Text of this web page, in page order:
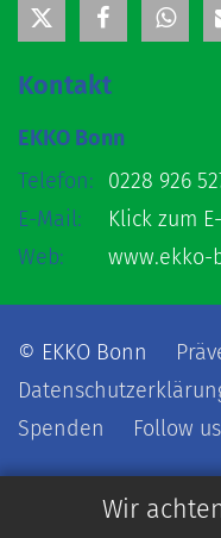
Wir
Kontakt
EKKO Bonn
Telefon:
0228 926
E-Mail:
Klick zum
Web:
www.ekko-
© EKKO Bonn
Spenden
Follow